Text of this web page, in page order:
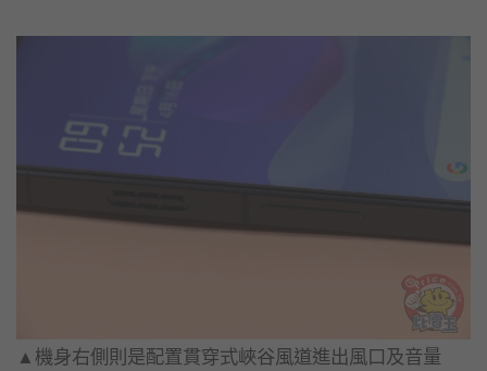
▲機身右側則是配置貫穿式峽谷風道進出風口及音量